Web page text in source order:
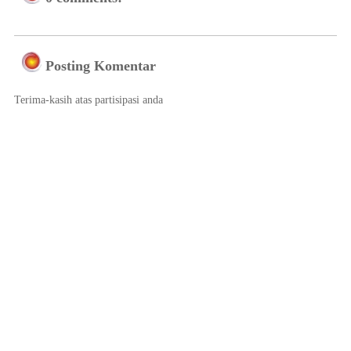
Posting Komentar
Terima-kasih atas partisipasi anda